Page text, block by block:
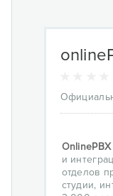
OnlinePBX
и
отделов
студии,